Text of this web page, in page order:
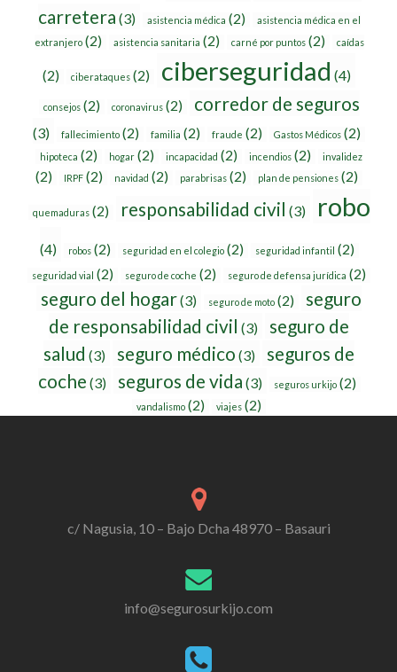
carretera (3) asistencia médica (2)
asistencia médica en el
extranjero(2) asistencia sanitaria (2) carné por puntos(2) caídas
(2) ciberataques (2) ciberseguridad (4)
consejos(2) coronavirus(2) corredor de seguros
(3) fallecimiento (2) familia (2) fraude (2) Gastos Médicos (2)
hipoteca (2) hogar (2) incapacidad (2) incendios (2) invalidez
(2) IRPF (2) navidad (2) parabrisas (2) plan de pensiones (2)
quemaduras(2) responsabilidad civil (3) robo
(4) robos(2) seguridad en el colegio(2) seguridad infantil (2)
seguridad vial (2) seguro de coche (2) seguro de defensa jurídica (2)
seguro del hogar(3) seguro de moto (2)
seguro
de responsabilidad civil (3)
seguro de
salud (3) seguro médico (3)
seguros de
coche (3) seguros de vida (3) seguros urkijo(2)
vandalismo (2) viajes (2)
c/ Nagusia, 10 – Bajo Dcha 48970 – Basauri
info@segurosurkijo.com